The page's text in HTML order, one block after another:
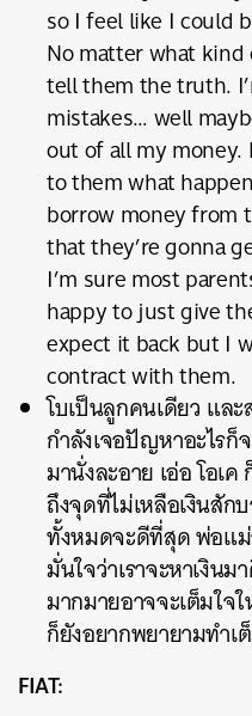
so I feel like I could
No matter what kind
tell them the truth.
mistakes… well
out of all my
to them what
borrow money from
that they’re gonna
I’m sure most
happy to just give
expect it back but I
contract with them.
โบเป็นลูกคนเดียว แล
กำลังเจอปัญหาอะไรก็
มานั่งละอาย เอ่อ โอเ
ถึงจุดที่ไม่เหลือเงินสัก
ทั้งหมดจะดีที่สุด พ่อแม่
มั่นใจว่าเราจะหาเงิน
มากมายอาจจะเต็มใจ
ก็ยังอยากพยายามทำ
FIAT: